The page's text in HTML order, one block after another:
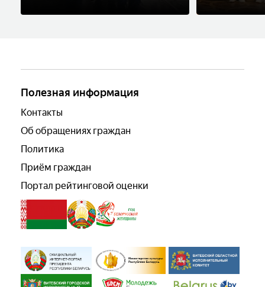
Полезная информация
Контакты
Об обращениях граждан
Политика
Приём граждан
Портал рейтинговой оценки